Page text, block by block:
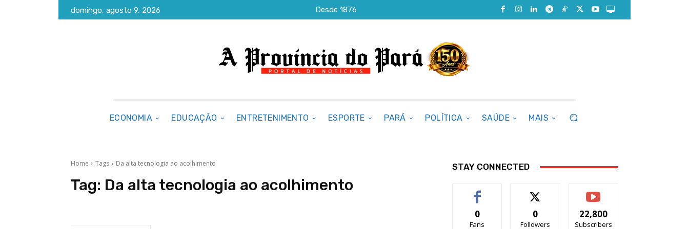
domingo, agosto 9, 2026 Desde 1876
ECONOMIA EDUCAÇÃO ENTRETENIMENTO ESPORTE PARÁ POLÍTICA SAÚDE MAIS
Home Tags Da alta tecnologia ao acolhimento
Tag: Da alta tecnologia ao acolhimento
STAY CONNECTED
0
Fans
0
Followers
22,800
Subscribers